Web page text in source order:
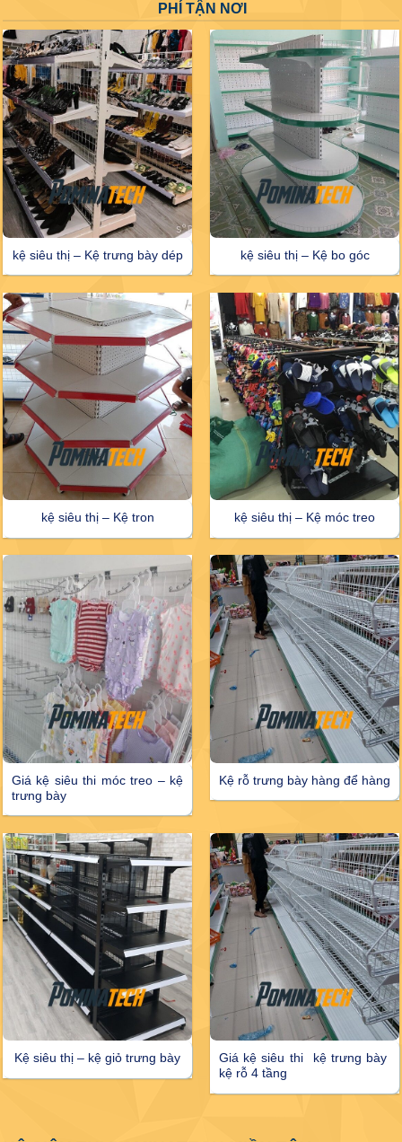
PHÍ TẬN NƠI
kệ siêu thị – Kệ trưng bày dép kệ siêu thị – Kệ bo góc
kệ siêu thị – Kệ tron kệ siêu thị – Kệ móc treo
Giá kệ siêu thi móc treo – kệ
trưng bày
Kệ rỗ trưng bày hàng để hàng
Kệ siêu thị – kệ giỏ trưng bày
Giá kệ siêu thi kệ trưng bày
kệ rỗ 4 tầng